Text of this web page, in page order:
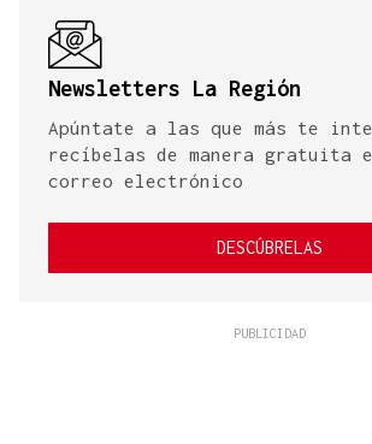
Newsletters La Región
Apúntate a las que más te
recíbelas de manera gratuita
correo electrónico
DESCÚBRELAS